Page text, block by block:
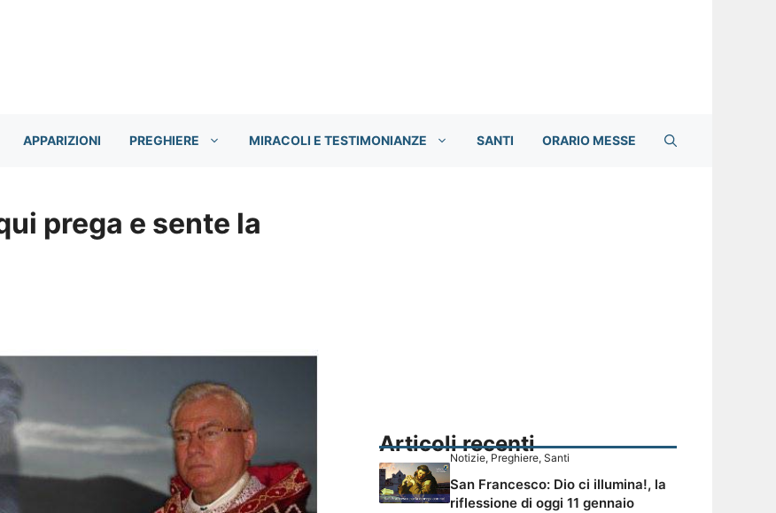
APPARIZIONI PREGHIERE MIRACOLI E TESTIMONIANZE SANTI ORARIO MESSE
prega e sente la
Articoli recenti
Notizie, Preghiere, Santi
San Francesco: Dio ci illumina!, la
riflessione di oggi 11 gennaio